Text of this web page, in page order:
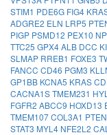
STIM1 PDE6G FIG4
ADGRE2 ELN LRP5
PIGP PSMD12 PEX10
TTC25 GPX4ALB DCC
SLMAP RREB1 FOXE3
FANCC CD46 PGM3
GP1BB KCNA5 KRAS
CACNA1STMEM231
FGFR2 ABCC9 HOXD13
TMEM107COL3A1 PTEN
STAT3 MYL4 NFE2L2